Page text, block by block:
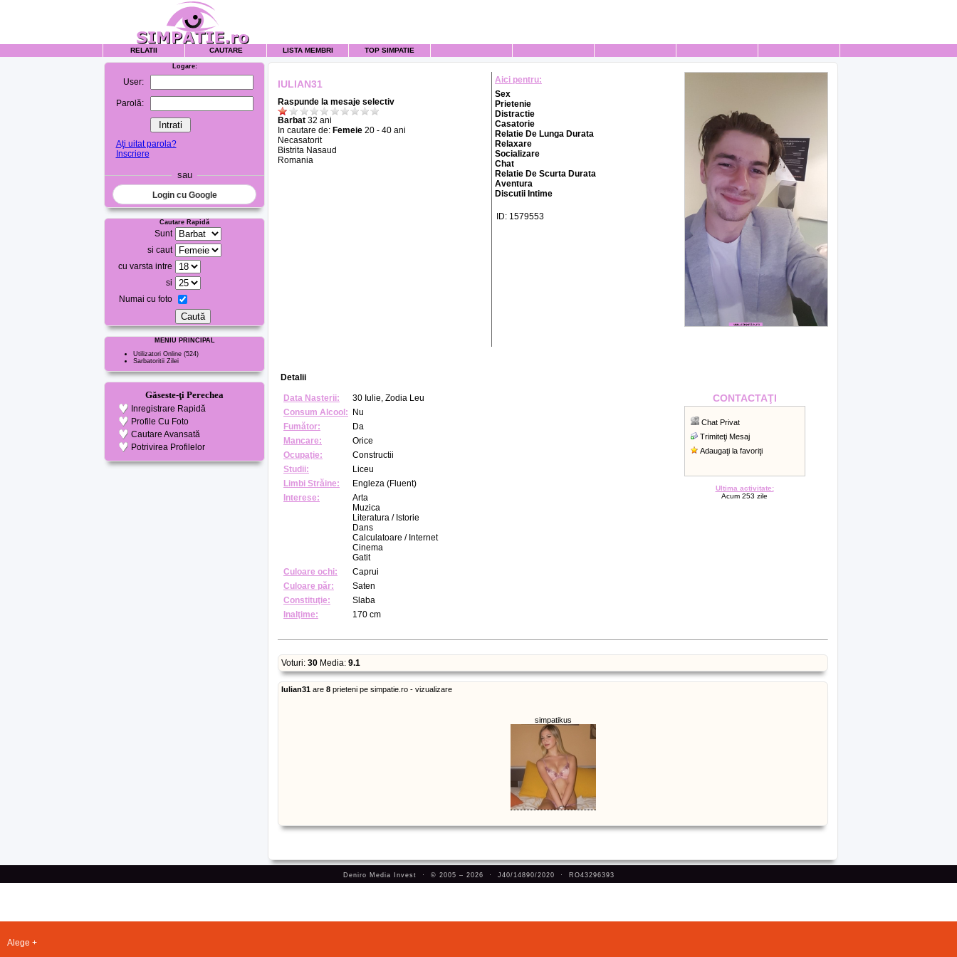
RELATII CAUTARE LISTA MEMBRI TOP SIMPATIE
Logare:
User:
Parolă:
Aţi uitat parola?
Inscriere
sau
Login cu Google
Cautare Rapidă
Sunt
si caut
cu varsta intre
si
Numai cu foto
MENIU PRINCIPAL
Utilizatori Online (524)
Sarbatoritii Zilei
Găseste-ţi Perechea
Inregistrare Rapidă
Profile Cu Foto
Cautare Avansată
Potrivirea Profilelor
IULIAN31
Raspunde la mesaje selectiv
Barbat 32 ani
In cautare de: Femeie 20 - 40 ani
Necasatorit
Bistrita Nasaud
Romania
Aici pentru:
Sex
Prietenie
Distractie
Casatorie
Relatie De Lunga Durata
Relaxare
Socializare
Chat
Relatie De Scurta Durata
Aventura
Discutii Intime
ID: 1579553
Detalii
Data Nasterii:
30 Iulie, Zodia Leu
Consum Alcool:
Nu
Fumător:
Da
Mancare:
Orice
Ocupaţie:
Constructii
Studii:
Liceu
Limbi Străine:
Engleza (Fluent)
Interese:
Arta
Muzica
Literatura / Istorie
Dans
Calculatoare / Internet
Cinema
Gatit
Culoare ochi:
Caprui
Culoare păr:
Saten
Constituţie:
Slaba
Inalţime:
170 cm
CONTACTAŢI
Chat Privat
Trimiteţi Mesaj
Adaugaţi la favoriţi
Ultima activitate:
Acum 253 zile
Voturi: 30 Media: 9.1
Iulian31 are 8 prieteni pe simpatie.ro - vizualizare
simpatikus
Deniro Media Invest · © 2005 – 2026 · J40/14890/2020 · RO43296393
Alege